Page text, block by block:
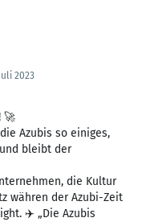
2023
🚀
Azubis so einiges,
bleibt der
die Kultur
währen der Azubi-Zeit
✈️ „Die Azubis